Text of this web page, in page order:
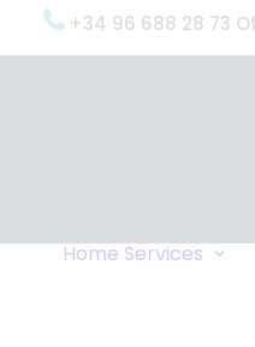
+34 96 688 28 73
Home Services